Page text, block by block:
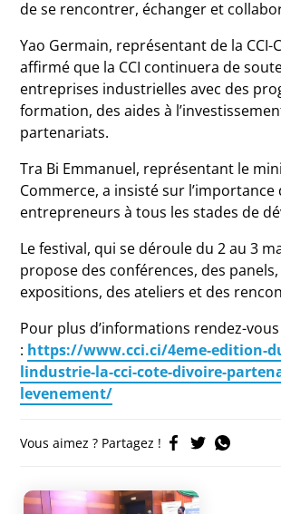
de se rencontrer, échanger et
Yao Germain, représentant de la CCI-
affirmé que la CCI continuera de
entreprises industrielles avec des
formation, des aides à
partenariats.
Tra Bi Emmanuel, représentant le
Commerce, a insisté sur
entrepreneurs à tous les stades de
Le festival, qui se déroule du 2 au 3
propose des conférences, des panels,
expositions, des ateliers et des
Pour plus d’informations rendez-
: https://www.cci.ci/4eme-edition-
lindustrie-la-cci-cote-divoire-
levenement/
Vous aimez ? Partagez !